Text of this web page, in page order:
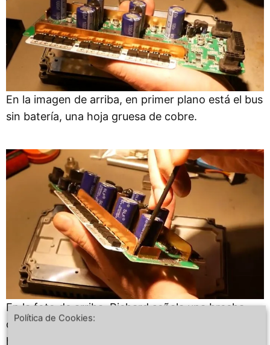
En la imagen de arriba, en primer plano está el bus
sin batería, una hoja gruesa de cobre.
En la foto de arriba, Richard señala una brecha
que podría haberse evitado fácilmente y habría
hecho que la sección larga del autobús y la parte
Política de Cookies: